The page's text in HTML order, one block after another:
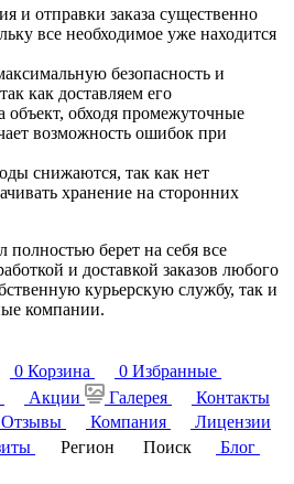
и отправки заказа существенно
все необходимое уже находится
безопасность и
как доставляем его
объект, обходя промежуточные
возможность ошибок при
снижаются, так как нет
хранение на сторонних
берет на себя все
и доставкой заказов любого
курьерскую службу, так и
компании.
0 Корзина 0 Избранные
Акции Галерея
Контакты
Отзывы Компания
Лицензии
Регион Поиск
Блог